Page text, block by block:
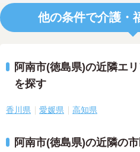
他の条件で介護・
阿南市(徳島県)の近隣エ
を探す
香川県 愛媛県 高知県
阿南市(徳島県)の近隣の